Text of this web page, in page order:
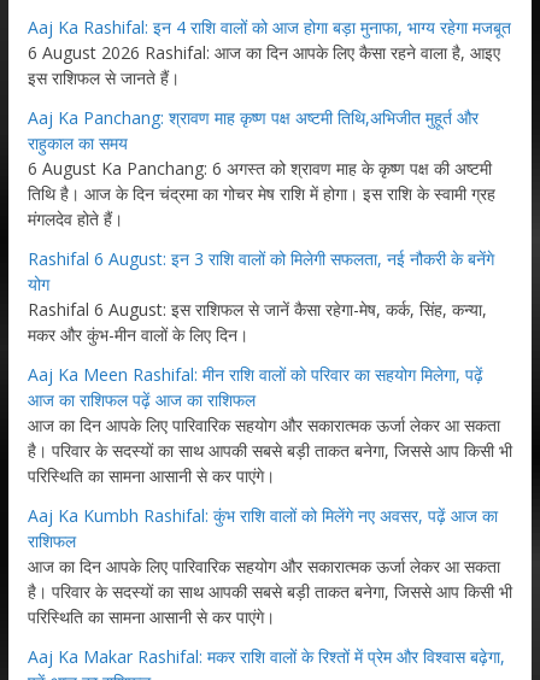
Aaj Ka Rashifal: इन 4 राशि वालों को आज होगा बड़ा मुनाफा, भाग्य रहेगा मजबूत
6 August 2026 Rashifal: आज का दिन आपके लिए कैसा रहने वाला है, आइए
इस राशिफल से जानते हैं।
Aaj Ka Panchang: श्रावण माह कृष्ण पक्ष अष्टमी तिथि,अभिजीत मुहूर्त और
राहुकाल का समय
6 August Ka Panchang: 6 अगस्त को श्रावण माह के कृष्ण पक्ष की अष्टमी
तिथि है। आज के दिन चंद्रमा का गोचर मेष राशि में होगा। इस राशि के स्वामी ग्रह
मंगलदेव होते हैं।
Rashifal 6 August: इन 3 राशि वालों को मिलेगी सफलता, नई नौकरी के बनेंगे
योग
Rashifal 6 August: इस राशिफल से जानें कैसा रहेगा-मेष, कर्क, सिंह, कन्या,
मकर और कुंभ-मीन वालों के लिए दिन।
Aaj Ka Meen Rashifal: मीन राशि वालों को परिवार का सहयोग मिलेगा, पढ़ें
आज का राशिफल पढ़ें आज का राशिफल
आज का दिन आपके लिए पारिवारिक सहयोग और सकारात्मक ऊर्जा लेकर आ सकता
है। परिवार के सदस्यों का साथ आपकी सबसे बड़ी ताकत बनेगा, जिससे आप किसी भी
परिस्थिति का सामना आसानी से कर पाएंगे।
Aaj Ka Kumbh Rashifal: कुंभ राशि वालों को मिलेंगे नए अवसर, पढ़ें आज का
राशिफल
आज का दिन आपके लिए पारिवारिक सहयोग और सकारात्मक ऊर्जा लेकर आ सकता
है। परिवार के सदस्यों का साथ आपकी सबसे बड़ी ताकत बनेगा, जिससे आप किसी भी
परिस्थिति का सामना आसानी से कर पाएंगे।
Aaj Ka Makar Rashifal: मकर राशि वालों के रिश्तों में प्रेम और विश्वास बढ़ेगा,